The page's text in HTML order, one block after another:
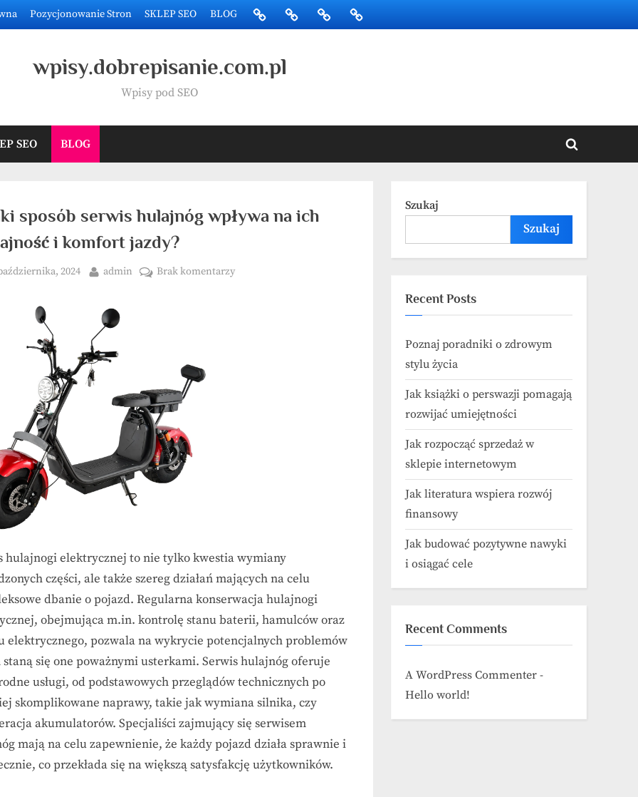
Pozycjonowanie Stron SKLEP SEO BLOG
Strona
główna
Pozycjonowanie
Stron
SKLEP
SEO
BLOG
wpisy.dobrepisanie.com.pl
Wpisy pod SEO
SEO BLOG
Toggle
sposób serwis hulajnóg wpływa na ich
i komfort jazdy?
2024 By
admin Brak komentarzydo
hulajnogi elektrycznej to nie tylko kwestia wymiany
części, ale także szereg działań mających na celu
dbanie o pojazd. Regularna konserwacja hulajnogi
obejmująca m.in. kontrolę stanu baterii, hamulców oraz
elektrycznego, pozwala na wykrycie potencjalnych problemów
się one poważnymi usterkami. Serwis hulajnóg oferuje
usługi, od podstawowych przeglądów technicznych po
skomplikowane naprawy, takie jak wymiana silnika, czy
akumulatorów. Specjaliści zajmujący się serwisem
mają na celu zapewnienie, że każdy pojazd działa sprawnie i
co przekłada się na większą satysfakcję użytkowników.
Szukaj
Szukaj
Recent Posts
Poznaj poradniki o zdrowym
stylu życia
Jak książki o perswazji pomagają
rozwijać umiejętności
Jak rozpocząć sprzedaż w
sklepie internetowym
Jak literatura wspiera rozwój
finansowy
Jak budować pozytywne nawyki
i osiągać cele
Recent Comments
A WordPress Commenter -
Hello world!